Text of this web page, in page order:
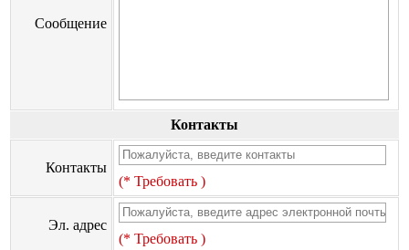
Сообщение
Контакты
Контакты
(* Требовать )
Эл. адрес
(* Требовать )